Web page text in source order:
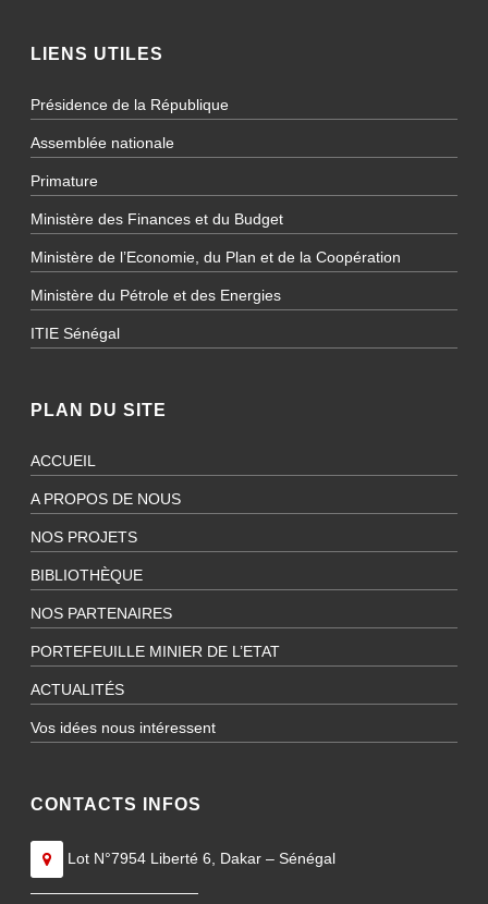
LIENS UTILES
Présidence de la République
Assemblée nationale
Primature
Ministère des Finances et du Budget
Ministère de l’Economie, du Plan et de la Coopération
Ministère du Pétrole et des Energies
ITIE Sénégal
PLAN DU SITE
ACCUEIL
A PROPOS DE NOUS
NOS PROJETS
BIBLIOTHÈQUE
NOS PARTENAIRES
PORTEFEUILLE MINIER DE L’ETAT
ACTUALITÉS
Vos idées nous intéressent
CONTACTS INFOS
Lot N°7954 Liberté 6, Dakar – Sénégal
———————————